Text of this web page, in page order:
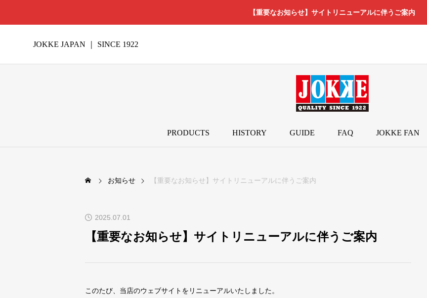
【重要なお知らせ】サイトリニューアルに伴うご案内
JOKKE JAPAN ｜ SINCE 1922
PRODUCTS HISTORY GUIDE FAQ JOKKE FAN
お知らせ 【重要なお知らせ】サイトリニューアルに伴うご案内
2025.07.01
【重要なお知らせ】サイトリニューアルに伴うご案内
このたび、当店のウェブサイトをリニューアルいたしました。犬が首輪を嫌がるときの付け方は？慣ら
犬用リードの種